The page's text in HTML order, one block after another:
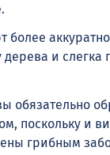
и
обязательно
поскольку и
грибным